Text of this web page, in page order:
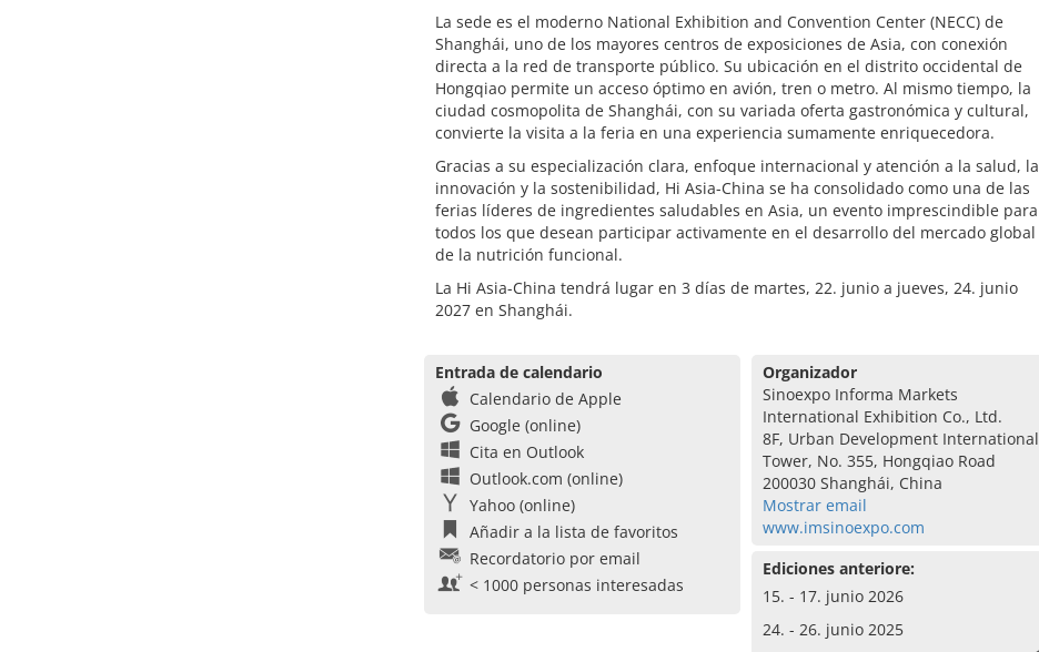
La sede es el moderno National Exhibition and Convention Center (NECC) de
Shanghái, uno de los mayores centros de exposiciones de Asia, con conexión
directa a la red de transporte público. Su ubicación en el distrito occidental de
Hongqiao permite un acceso óptimo en avión, tren o metro. Al mismo tiempo, la
ciudad cosmopolita de Shanghái, con su variada oferta gastronómica y cultural,
convierte la visita a la feria en una experiencia sumamente enriquecedora.
Gracias a su especialización clara, enfoque internacional y atención a la salud, la
innovación y la sostenibilidad, Hi Asia-China se ha consolidado como una de las
ferias líderes de ingredientes saludables en Asia, un evento imprescindible para
todos los que desean participar activamente en el desarrollo del mercado global
de la nutrición funcional.
La Hi Asia-China tendrá lugar en 3 días de martes, 22. junio a jueves, 24. junio
2027 en Shanghái.
Entrada de calendario
Calendario de Apple
Google (online)
Cita en Outlook
Outlook.com (online)
Yahoo (online)
Añadir a la lista de favoritos
Recordatorio por email
< 1000 personas interesadas
Organizador
Sinoexpo Informa Markets
International Exhibition Co., Ltd.
8F, Urban Development International
Tower, No. 355, Hongqiao Road
200030 Shanghái, China
Mostrar email
www.imsinoexpo.com
Ediciones anteriore:
15. - 17. junio 2026
24. - 26. junio 2025